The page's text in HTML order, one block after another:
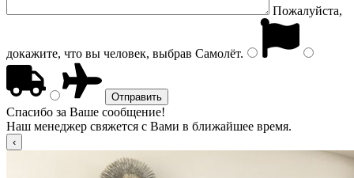
Пожалуйста,
докажите, что вы человек, выбрав Самолёт.
Спасибо за Ваше сообщение!
Наш менеджер свяжется с Вами в ближайшее время.